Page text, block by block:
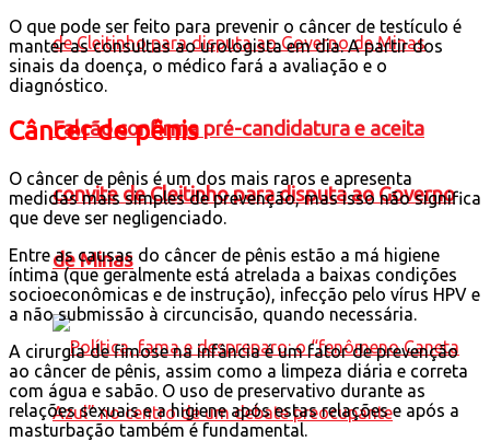
Falcão confirma pré-candidatura e aceita
convite de Cleitinho para disputa ao Governo
de Minas
O que pode ser feito para prevenir o câncer de testículo é
manter as consultas ao urologista em dia. A partir dos
sinais da doença, o médico fará a avaliação e o
diagnóstico.
Câncer de pênis
O câncer de pênis é um dos mais raros e apresenta
medidas mais simples de prevenção, mas isso não significa
que deve ser negligenciado.
Entre as causas do câncer de pênis estão a má higiene
íntima (que geralmente está atrelada a baixas condições
socioeconômicas e de instrução), infecção pelo vírus HPV e
a não submissão à circuncisão, quando necessária.
A cirurgia de fimose na infância é um fator de prevenção
ao câncer de pênis, assim como a limpeza diária e correta
com água e sabão. O uso de preservativo durante as
relações sexuais e a higiene após estas relações e após a
masturbação também é fundamental.